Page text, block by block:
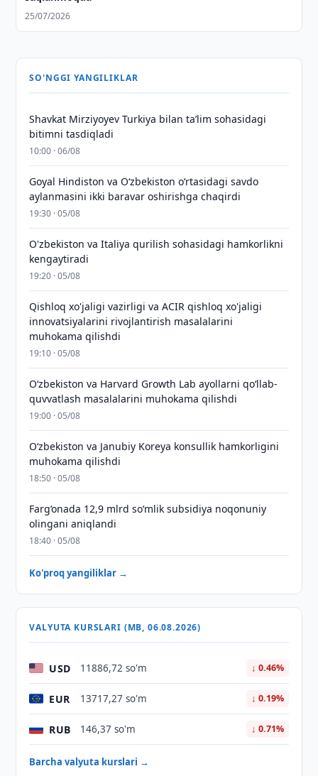
25/07/2026
SO'NGGI YANGILIKLAR
Shavkat Mirziyoyev Turkiya bilan taʼlim sohasidagi
bitimni tasdiqladi
10:00 · 06/08
Goyal Hindiston va Oʻzbekiston oʻrtasidagi savdo
aylanmasini ikki baravar oshirishga chaqirdi
19:30 · 05/08
O'zbekiston va Italiya qurilish sohasidagi hamkorlikni
kengaytiradi
19:20 · 05/08
Qishloq xo'jaligi vazirligi va ACIR qishloq xo'jaligi
innovatsiyalarini rivojlantirish masalalarini
muhokama qilishdi
19:10 · 05/08
Oʻzbekiston va Harvard Growth Lab ayollarni qoʻllab-
quvvatlash masalalarini muhokama qilishdi
19:00 · 05/08
Oʻzbekiston va Janubiy Koreya konsullik hamkorligini
muhokama qilishdi
18:50 · 05/08
Farg‘onada 12,9 mlrd so‘mlik subsidiya noqonuniy
olingani aniqlandi
18:40 · 05/08
Ko'proq yangiliklar →
VALYUTA KURSLARI (MB, 06.08.2026)
USD 11886,72 so'm ↓ 0.46%
EUR 13717,27 so'm ↓ 0.19%
RUB 146,37 so'm ↓ 0.71%
Barcha valyuta kurslari →